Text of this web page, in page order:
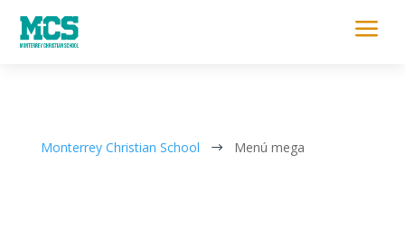
a
Monterrey Christian School $ Menú mega